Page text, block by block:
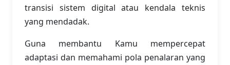
transisi sistem digital atau kendala teknis
yang mendadak.
Guna membantu Kamu mempercepat
adaptasi dan memahami pola penalaran yang